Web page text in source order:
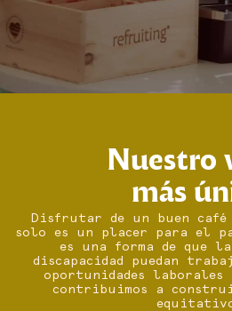
Nuestro
más
Disfrutar de un buen café
solo es un placer para el
es una forma de que
discapacidad puedan
oportunidades
contribuimos a